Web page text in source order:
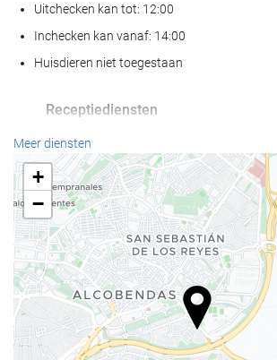
Uitchecken kan tot: 12:00
Inchecken kan vanaf: 14:00
Huisdieren niet toegestaan
Receptiediensten
24-uursreceptie
Bagageopslag
Eten en drinken
À-la-carterestaurant
Bar
Zakelijke voorzieningen
Meer diensten
+
−